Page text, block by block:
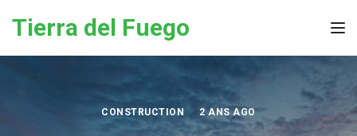
Tierra del Fuego
CONSTRUCTION 2 ANS AGO